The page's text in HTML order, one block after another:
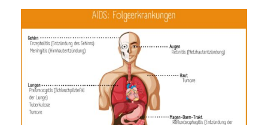
t
l
i
c
h
t
a
m
n
m
s
t
e
g
t
d
e
r